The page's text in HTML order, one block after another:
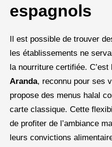
espagnols
Il est possible de trouver
les établissements ne
la nourriture certifiée. C’est
Aranda, reconnu pour ses
propose des menus halal
carte classique. Cette
de profiter de l’ambiance
leurs convictions